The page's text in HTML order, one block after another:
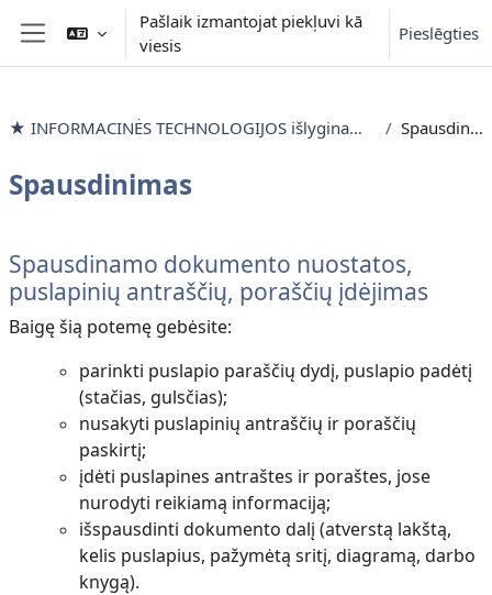
Atvērt galveno saturu
Sānu panelis
Pašlaik izmantojat piekļuvi kā
viesis
Pieslēgties
★ INFORMACINĖS TECHNOLOGIJOS išlyginamieji mokymai Spausdinimas
Spausdinimas
Section outline
Spausdinamo dokumento nuostatos,
puslapinių antraščių, poraščių įdėjimas
Baigę šią potemę gebėsite:
parinkti puslapio paraščių dydį, puslapio padėtį
(stačias, gulsčias);
nusakyti puslapinių antraščių ir poraščių
paskirtį;
įdėti puslapines antraštes ir poraštes, jose
nurodyti reikiamą informaciją;
išspausdinti dokumento dalį (atverstą lakštą,
kelis puslapius, pažymėtą sritį, diagramą, darbo
knygą).